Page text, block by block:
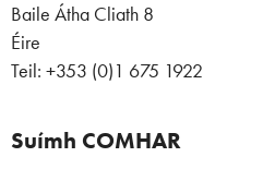
Baile Átha Cliath 8
Éire
Teil: +353 (0)1 675 1922
Suímh COMHAR